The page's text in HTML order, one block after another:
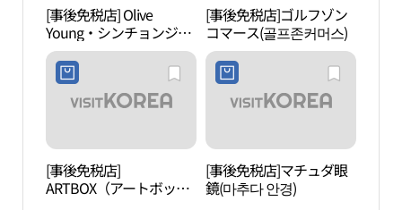
[事後免税店] Olive
Young・シンチョンジュ
ンアン（新川中央）店
(올리브영 신천중앙점)
[事後免税店]ゴルフゾン
コマース(골프존커머스)
[事後免税店]
ARTBOX（アートボック
[事後免税店]マチュダ眼
鏡(마추다 안경)